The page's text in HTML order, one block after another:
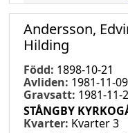
Andersson,
Hilding
Född: 1898-10-21
Avliden: 1981-11-09
Gravsatt: 1981-11-
STÅNGBY
Kvarter: Kvarter 3